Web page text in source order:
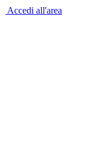
Accedi all'area